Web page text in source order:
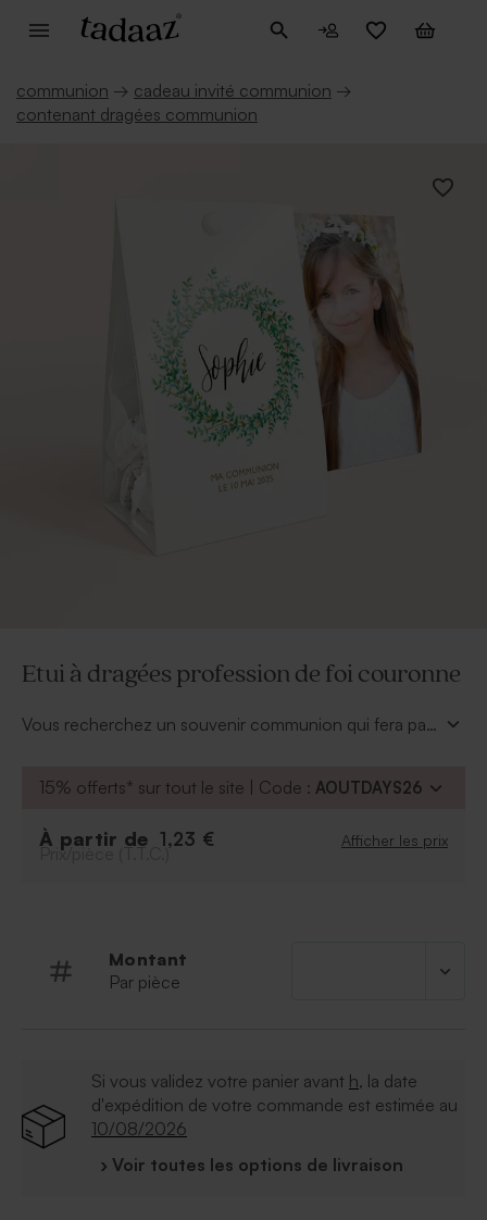
communion → cadeau invité communion →
contenant dragées communion
Etui à dragées profession de foi couronne
Vous recherchez un souvenir communion qui fera part
dragées profession de foi couronnetendance.
proches ne pourront qu'apprécier. Le sachet plastique
15% offerts* sur tout le site | Code : AOUTDAYS26
À partir de 1,23 € Afficher les prix
Prix/pièce (T.T.C.)
Montant
Par pièce
Si vous validez votre panier avant h, la date
d'expédition de votre commande est estimée au
10/08/2026
› Voir toutes les options de livraison